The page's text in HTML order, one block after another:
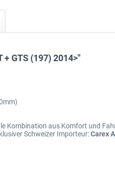
GTS (197) 2014>"
Kombination aus Komfort und
Schweizer Importeur:Carex